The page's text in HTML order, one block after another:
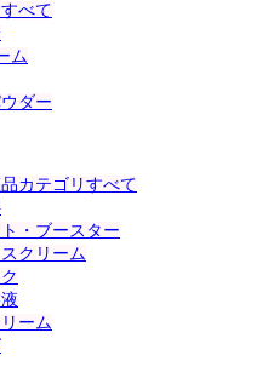
べて
ム
ダー
カテゴリすべて
・ブースター
クリーム
ーム